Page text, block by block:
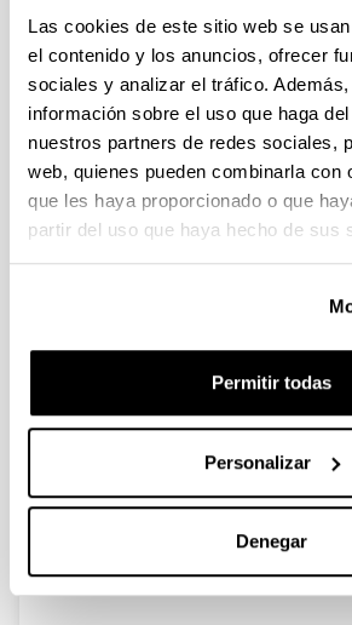
Las cookies de este sitio web se
el contenido y los anuncios, ofrecer
sociales y analizar el tráfico.
información sobre el uso que haga
nuestros partners de redes sociales,
web, quienes pueden combinarla con
que les haya proporcionado o que
partir del uso que haya hecho de sus
Permitir todas
Personalizar
Denegar
Congresos - Historia
ideas, conceptos e
instituciones
abordadas desde la
política
Autoría:
ANCHÚSTEGUI IGARTUA, E.
Año:
Comunicación en congreso:
Jornadas internacionales de estudio
renacentista”. Excmo. Parlamento de